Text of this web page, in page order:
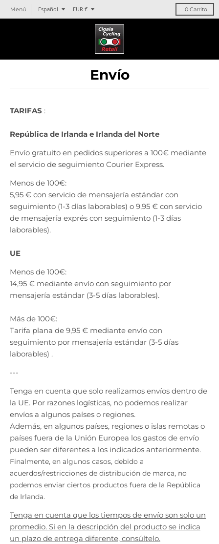
Menú
r
l
o
n
i
s
i
n
g
s
.
e
r
a
.
l
a
n
g
e
d
r
o
p
d
o
w
_
l
a
Español
r
l
i
i
g
:
s
r
a
c
u
c
y
.
d
r
o
p
d
o
_
l
a
EUR € 0 Carrito
Envío
TARIFAS :
República de Irlanda e Irlanda del Norte
Envío gratuito en pedidos superiores a 100€ mediante
el servicio de seguimiento Courier Express.
Menos de 100€:
5,95 € con servicio de mensajería estándar con
seguimiento (1-3 días laborables) o 9,95 € con servicio
de mensajería exprés con seguimiento (1-3 días
laborables).
UE
Menos de 100€:
14,95 € mediante envío con seguimiento por
mensajería estándar (3-5 días laborables).
Más de 100€:
Tarifa plana de 9,95 € mediante envío con
seguimiento por mensajería estándar (3-5 días
laborables) .
---
Tenga en cuenta que solo realizamos envíos dentro de
la UE. Por razones logísticas, no podemos realizar
envíos a algunos países o regiones.
Además, en algunos países, regiones o islas remotas o
países fuera de la Unión Europea los gastos de envío
pueden ser diferentes a los indicados anteriormente.
Finalmente, en algunos casos, debido a
acuerdos/restricciones de distribución de marca, no
podemos enviar ciertos productos fuera de la República
de Irlanda.
Tenga en cuenta que los tiempos de envío son solo un
promedio. Si en la descripción del producto se indica
un plazo de entrega diferente, consúltelo.